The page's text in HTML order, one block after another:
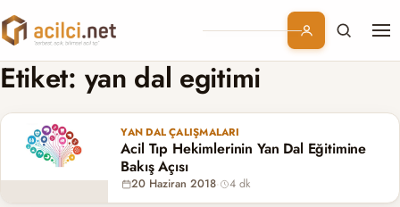
Branşlar
Konular
Etiket: yan dal egitimi
YAN DAL ÇALIŞMALARI
Acil Tıp Hekimlerinin Yan Dal Eğitimine
Bakış Açısı
20 Haziran 2018· 4 dk